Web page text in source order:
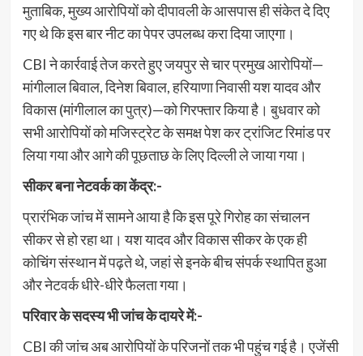
मुताबिक, मुख्य आरोपियों को दीपावली के आसपास ही संकेत दे दिए
गए थे कि इस बार नीट का पेपर उपलब्ध करा दिया जाएगा।
CBI ने कार्रवाई तेज करते हुए जयपुर से चार प्रमुख आरोपियों—
मांगीलाल बिवाल, दिनेश बिवाल, हरियाणा निवासी यश यादव और
विकास (मांगीलाल का पुत्र)—को गिरफ्तार किया है। बुधवार को
सभी आरोपियों को मजिस्ट्रेट के समक्ष पेश कर ट्रांजिट रिमांड पर
लिया गया और आगे की पूछताछ के लिए दिल्ली ले जाया गया।
सीकर बना नेटवर्क का केंद्र:-
प्रारंभिक जांच में सामने आया है कि इस पूरे गिरोह का संचालन
सीकर से हो रहा था। यश यादव और विकास सीकर के एक ही
कोचिंग संस्थान में पढ़ते थे, जहां से इनके बीच संपर्क स्थापित हुआ
और नेटवर्क धीरे-धीरे फैलता गया।
परिवार के सदस्य भी जांच के दायरे में:-
CBI की जांच अब आरोपियों के परिजनों तक भी पहुंच गई है। एजेंसी